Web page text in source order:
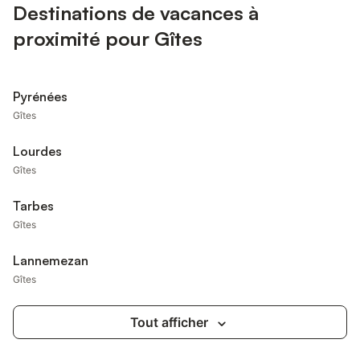
Destinations de vacances à
proximité pour Gîtes
Pyrénées
Gîtes
Lourdes
Gîtes
Tarbes
Gîtes
Lannemezan
Gîtes
Tout afficher